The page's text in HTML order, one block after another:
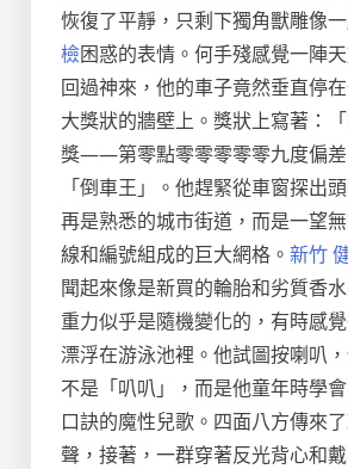
恢復了平靜，只剩下獨角獸雕像
檢困惑的表情。何手殘感覺一陣
回過神來，他的車子竟然垂直停
大獎狀的牆壁上。獎狀上寫著：
獎——第零點零零零零零九度偏差
「倒車王」。他趕緊從車窗探出
再是熟悉的城市街道，而是一望
線和編號組成的巨大網格。 新竹
聞起來像是新買的輪胎和劣質香
重力似乎是隨機變化的，有時感
漂浮在游泳池裡。他試圖按喇叭
不是「叭叭」，而是他童年時學
口訣的魔性兒歌。四面八方傳來
聲，接著，一群穿著反光背心和